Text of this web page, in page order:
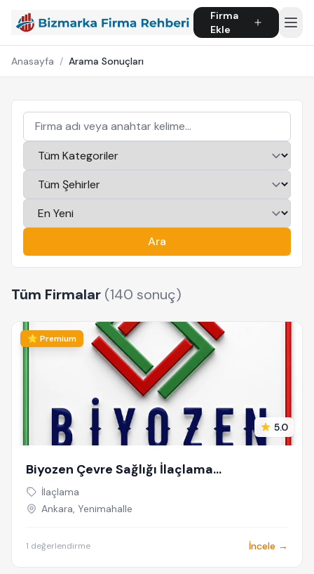
Firma
Ekle
Anasayfa / Arama Sonuçları
Ara
Tüm Firmalar (140 sonuç)
⭐ Premium
5.0
Biyozen Çevre Sağlığı İlaçlama
Dezenfeksiyon
İlaçlama
Ankara, Yenimahalle
1 değerlendirme İncele →